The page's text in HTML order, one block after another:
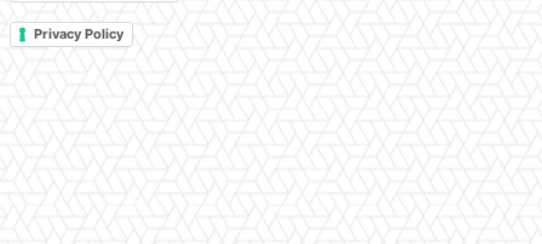
Privacy Policy